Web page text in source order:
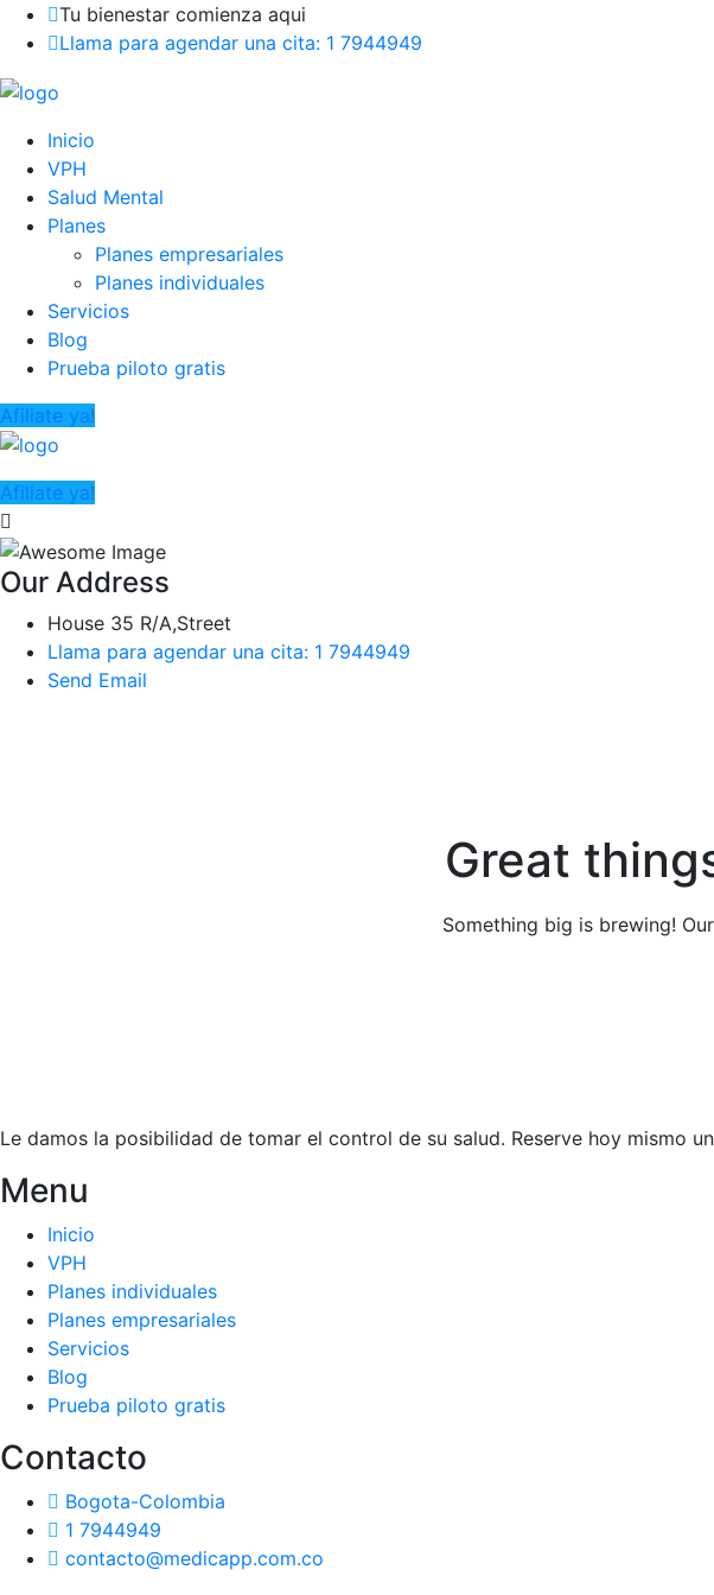
Tu bienestar comienza aqui
Llama para agendar una cita: 1 7944949
Inicio
VPH
Salud Mental
Planes
Planes empresariales
Planes individuales
Servicios
Blog
Prueba piloto gratis
Afiliate ya!
Afiliate ya!
Our Address
House 35 R/A,Street
Llama para agendar una cita: 1 7944949
Send Email
Great
Something big is brewing!
Le damos la posibilidad de tomar el control de su salud. Reserve hoy mismo
Menu
Inicio
VPH
Planes individuales
Planes empresariales
Servicios
Blog
Prueba piloto gratis
Contacto
Bogota-Colombia
1 7944949
contacto@medicapp.com.co